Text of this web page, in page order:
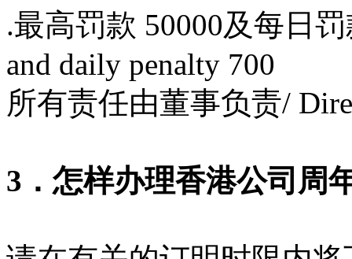
.最高罚款 50000及每日罚
and daily penalty 700
所有责任由董事负责/
3．怎样办理香港公司周